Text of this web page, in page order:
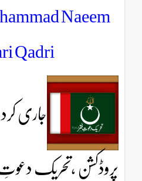
Naeem
Qadri
جاری
پروڈکشن ،تحریک